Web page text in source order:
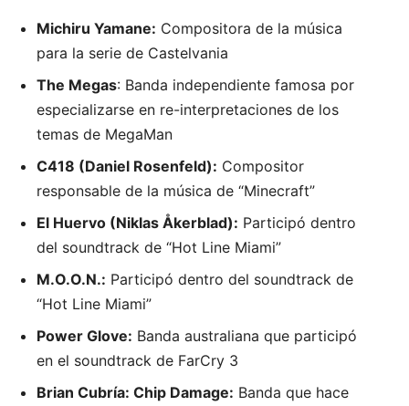
Michiru Yamane: Compositora de la música
para la serie de Castelvania
The Megas: Banda independiente famosa por
especializarse en re-interpretaciones de los
temas de MegaMan
C418 (Daniel Rosenfeld): Compositor
responsable de la música de “Minecraft”
El Huervo (Niklas Åkerblad): Participó dentro
del soundtrack de “Hot Line Miami”
M.O.O.N.: Participó dentro del soundtrack de
“Hot Line Miami”
Power Glove: Banda australiana que participó
en el soundtrack de FarCry 3
Brian Cubría: Chip Damage: Banda que hace